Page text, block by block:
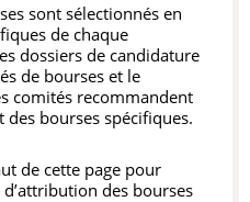
sont sélectionnés en
de chaque
dossiers de candidature
de bourses et le
comités recommandent
bourses spécifiques.
de cette page pour
des bourses